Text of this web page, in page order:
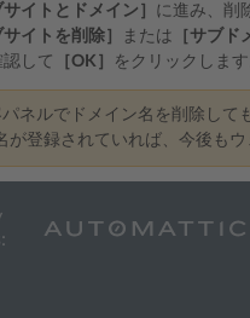
サイトとドメイン］ に進み、削
サイトを削除］
または ［サブド
して
［OK］ をクリックします
パネルでドメイン名を削除して
が登録されていれば、今後も